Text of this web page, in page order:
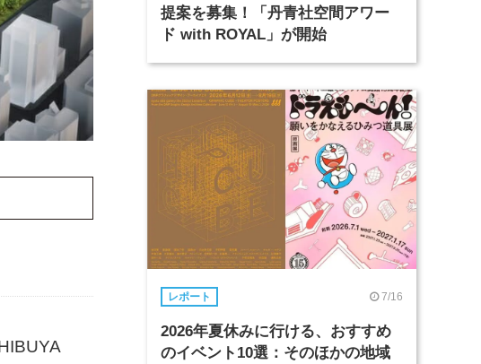
提案を募集！「丹青社空間アワー
ド with ROYAL」が開始
レポート 7/16
2026年夏休みに行ける、おすすめ
のイベント10選：そのほかの地域